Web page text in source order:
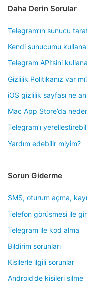
Daha Derin Sorular
Telegram’ın sunucu
Kendi sunucumu
Telegram API’sini
Gizlilik Politikanız var
iOS gizlilik sayfası ne
Mac App Store’da
Telegram’ı
Yardım edebilir miyim?
Sorun Giderme
SMS, oturum açma,
Telefon görüşmesi ile
Telegram ile kod alma
Bildirim sorunları
Kişilerle ilgili sorunlar
Android’de kişileri silme